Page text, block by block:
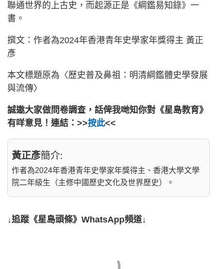
聯通世界的上古史，而起源正是《綱鑑易知錄》一
書。
撰文：作者為2024年香港青年史學家年獎得主 黃正
彥
本文標題原為〈歷史普及鼻祖：明清綱鑑體史學發展
與流傳〉
誠邀大家做問卷調查，話俾我哋知你對《星島教育》
有咩意見！連結：>>按此<<
黃正彥簡介:
作者為2024年香港青年史學家年獎得主、香港大學文學
院二年級生（主修中國歷史文化及世界歷史）。
↓追蹤《星島頭條》WhatsApp頻道↓